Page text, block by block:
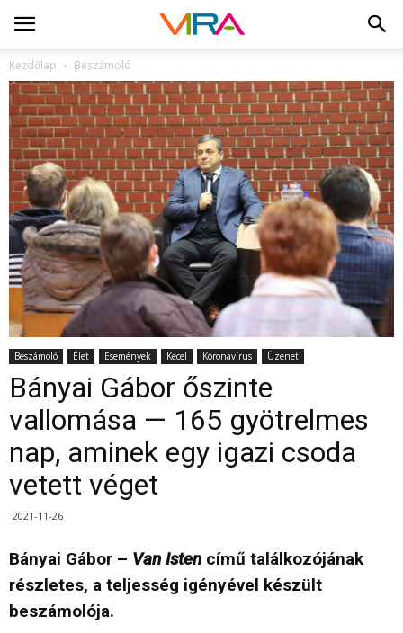
Kezdőlap Beszámoló
Beszámoló Élet Események Kecel Koronavírus Üzenet
Bányai Gábor őszinte
vallomása — 165 gyötrelmes
nap, aminek egy igazi csoda
vetett véget
2021-11-26
Bányai Gábor – Van Isten című találkozójának
részletes, a teljesség igényével készült
beszámolója.